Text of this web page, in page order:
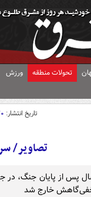
تحولات منطقه ورزش
تاریخ انتشار: ۲۰
تصاویر/ سربازی که 29 سال
حدود 29 سال پس از پایان
خارج شد